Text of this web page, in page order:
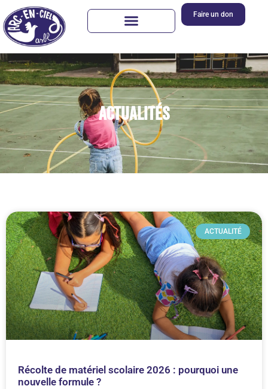
Faire un don
Actualités
ACTUALITÉ
Récolte de matériel scolaire 2026 : pourquoi une
nouvelle formule ?